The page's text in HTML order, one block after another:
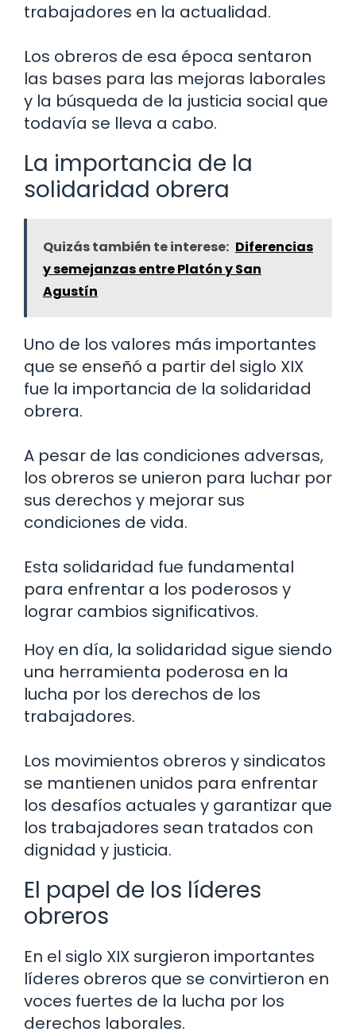
trabajadores en la actualidad.
Los obreros de esa época sentaron
las bases para las mejoras laborales
y la búsqueda de la justicia social que
todavía se lleva a cabo.
La importancia de la
solidaridad obrera
Quizás también te interese: Diferencias
y semejanzas entre Platón y San
Agustín
Uno de los valores más importantes
que se enseñó a partir del siglo XIX
fue la importancia de la solidaridad
obrera.
A pesar de las condiciones adversas,
los obreros se unieron para luchar por
sus derechos y mejorar sus
condiciones de vida.
Esta solidaridad fue fundamental
para enfrentar a los poderosos y
lograr cambios significativos.
Hoy en día, la solidaridad sigue siendo
una herramienta poderosa en la
lucha por los derechos de los
trabajadores.
Los movimientos obreros y sindicatos
se mantienen unidos para enfrentar
los desafíos actuales y garantizar que
los trabajadores sean tratados con
dignidad y justicia.
El papel de los líderes
obreros
En el siglo XIX surgieron importantes
líderes obreros que se convirtieron en
voces fuertes de la lucha por los
derechos laborales.